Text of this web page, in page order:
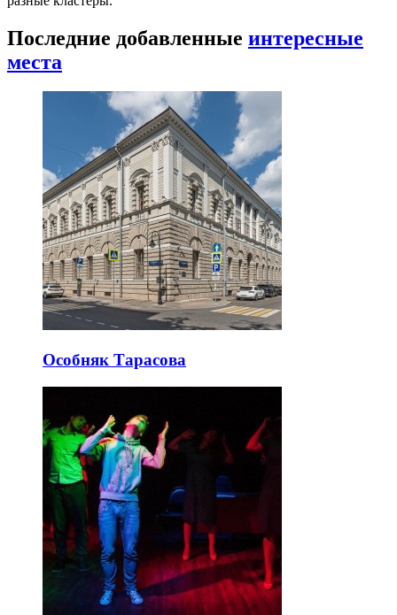
Последние добавленные интересные
места
Особняк Тарасова